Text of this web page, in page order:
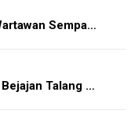
Sempa…
Talang …